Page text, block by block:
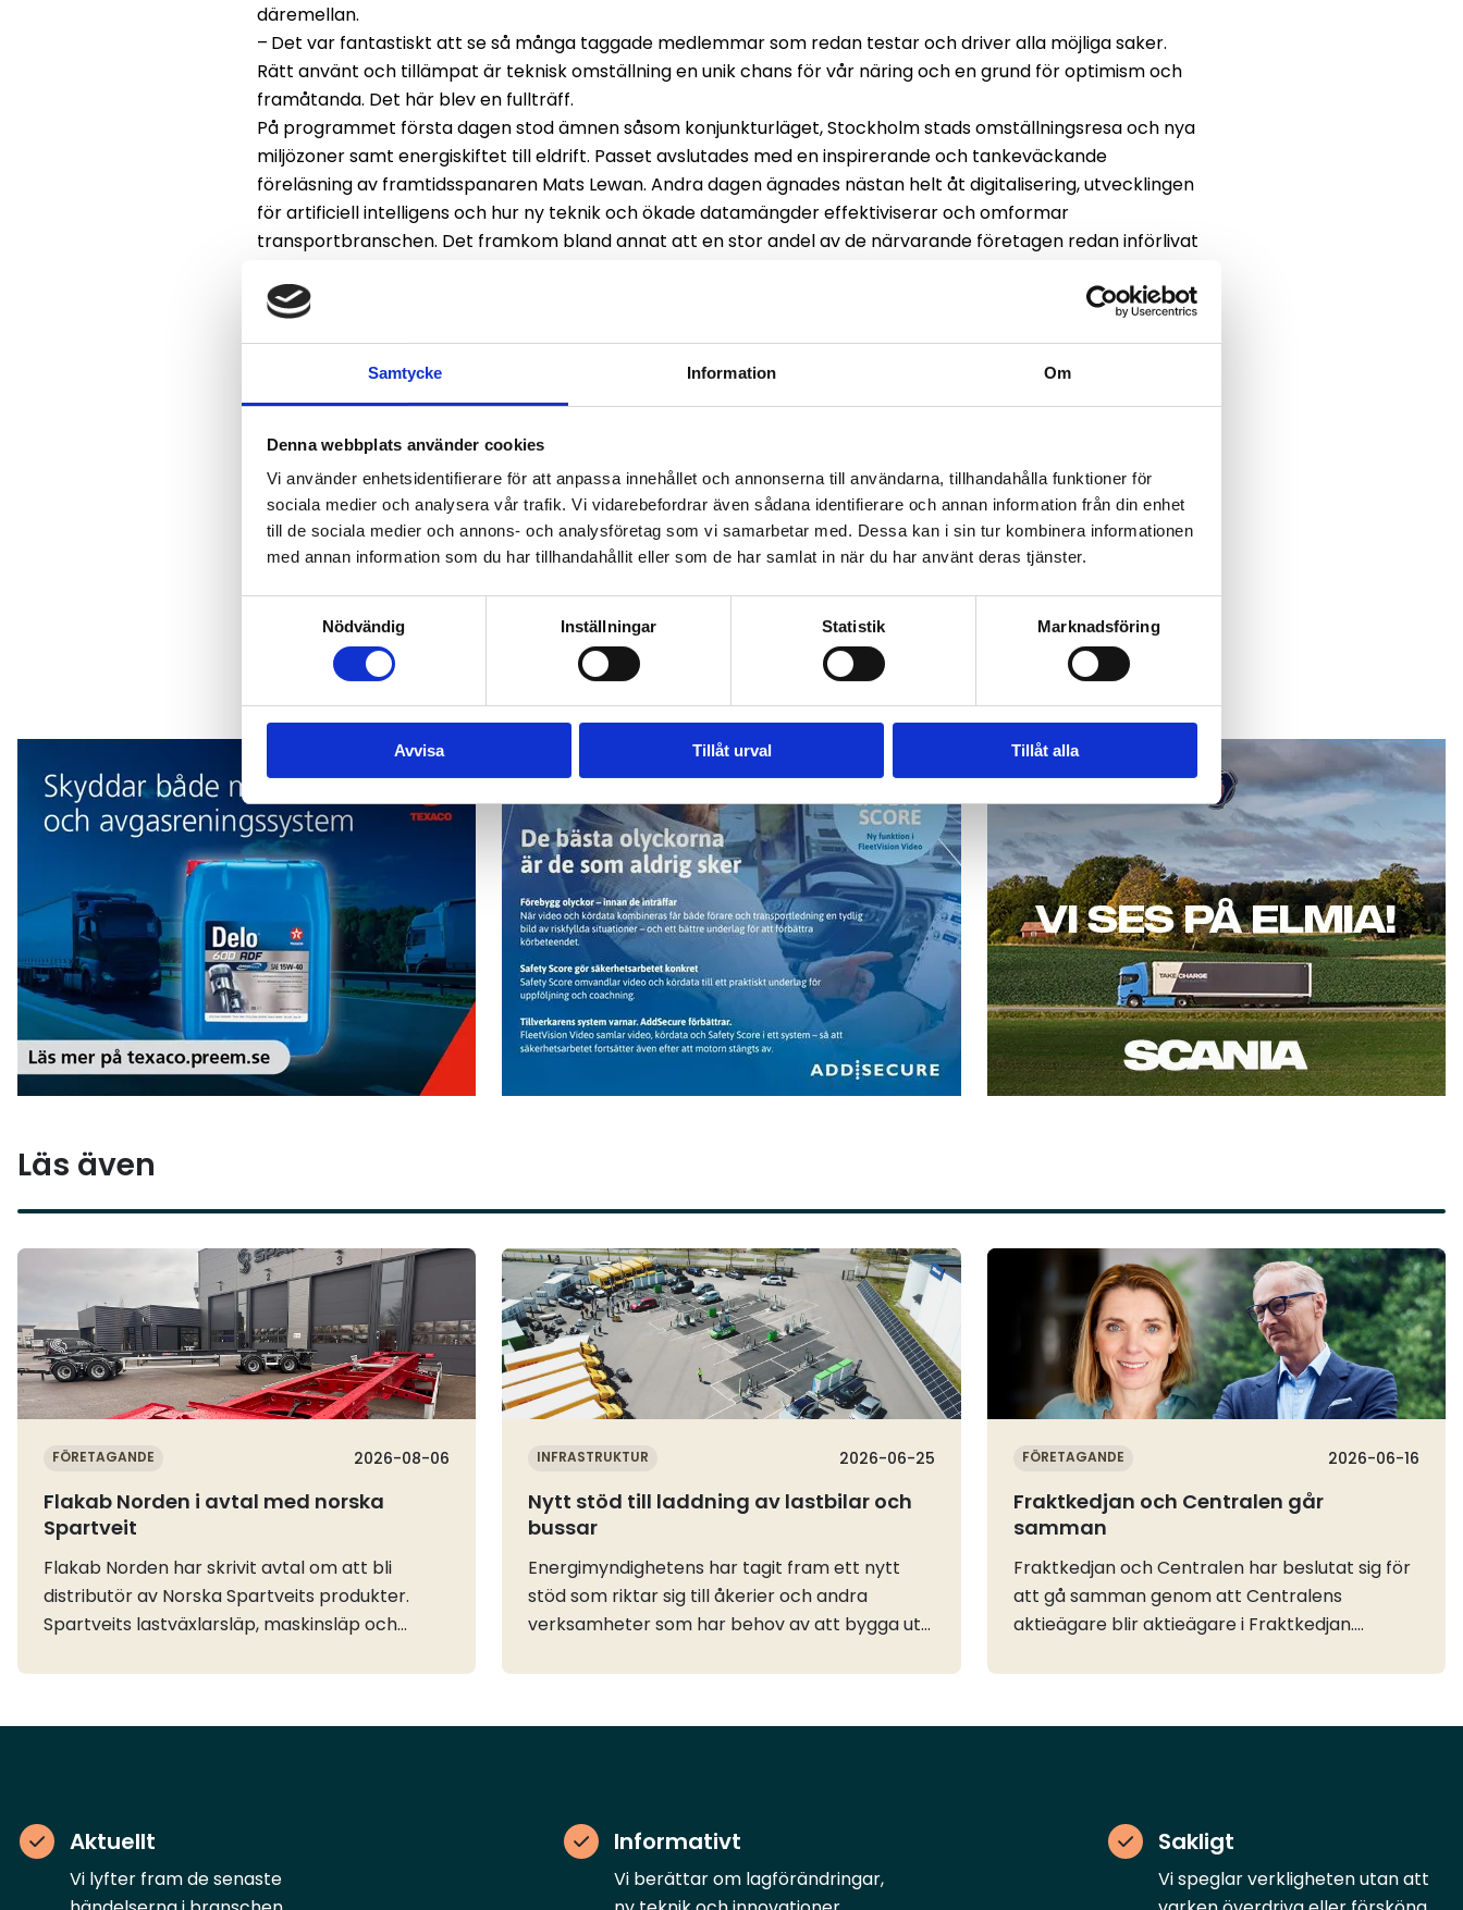
Samtycke Information Om
Denna webbplats använder cookies
Vi använder enhetsidentifierare för att anpassa innehållet och annonserna till användarna, tillhandahålla funktioner för
sociala medier och analysera vår trafik. Vi vidarebefordrar även sådana identifierare och annan information från din enhet
till de sociala medier och annons- och analysföretag som vi samarbetar med. Dessa kan i sin tur kombinera informationen
med annan information som du har tillhandahållit eller som de har samlat in när du har använt deras tjänster.
Nödvändig
Inställningar Statistik Marknadsföring
Avvisa Tillåt urval Tillåt alla
däremellan.
– Det var fantastiskt att se så många taggade medlemmar som redan testar och driver alla möjliga saker.
Rätt använt och tillämpat är teknisk omställning en unik chans för vår näring och en grund för optimism och
framåtanda. Det här blev en fullträff.
På programmet första dagen stod ämnen såsom konjunkturläget, Stockholm stads omställningsresa och nya
miljözoner samt energiskiftet till eldrift. Passet avslutades med en inspirerande och tankeväckande
föreläsning av framtidsspanaren Mats Lewan. Andra dagen ägnades nästan helt åt digitalisering, utvecklingen
för artificiell intelligens och hur ny teknik och ökade datamängder effektiviserar och omformar
transportbranschen. Det framkom bland annat att en stor andel av de närvarande företagen redan införlivat
–Det är spännande att se hur stark den organiska innovationskraften är i den här branschen. Man får ofta
höra att åkerinäringen är konservativ och ovillig att förändra sig. Men jag vill påstå att det inte alls stämmer,
Tipsa redaktionen!
Tipsa oss om händelser, ämnen eller frågor som är viktiga för dig och som påverkar branschen.
Scania
Läs även
FÖRETAGANDE 2026-08-06
Flakab Norden i avtal med norska
Spartveit
Flakab Norden har skrivit avtal om att bli
distributör av Norska Spartveits produkter.
Spartveits lastväxlarsläp, maskinsläp och
försäljning på Flakabs anläggning vid E45 norr
Spartveit beskriver sitt utbud av lastväxlarflak
och containrar som det mest kompletta i
Sverige och att kunderna via Flakab nu också
Läs mer
INFRASTRUKTUR 2026-06-25
Nytt stöd till laddning av lastbilar och
bussar
Energimyndighetens har tagit fram ett nytt
stöd som riktar sig till åkerier och andra
verksamheter som har behov av att bygga ut
fordon.Högsta stödbelopp är 20 miljoner
till både icke-publik laddning av fordon i den
egna verksamheten och så kallad semipublik
laddning. Dessutom kan laddstationer för
Läs mer
FÖRETAGANDE 2026-06-16
Fraktkedjan och Centralen går
samman
Fraktkedjan och Centralen har beslutat sig för
att gå samman genom att Centralens
aktieägare blir aktieägare i Fraktkedjan.
transportbranschen möter.Kraven på
bättre förutsättningar att möta de ökade
kraven och fortsätta utveckla verksamheten.–
Vi breddar nu fordonsparken och ger kunderna
Läs mer
Aktuellt
Vi lyfter fram de senaste
Informativt
Vi berättar om lagförändringar,
Sakligt
Vi speglar verkligheten utan att